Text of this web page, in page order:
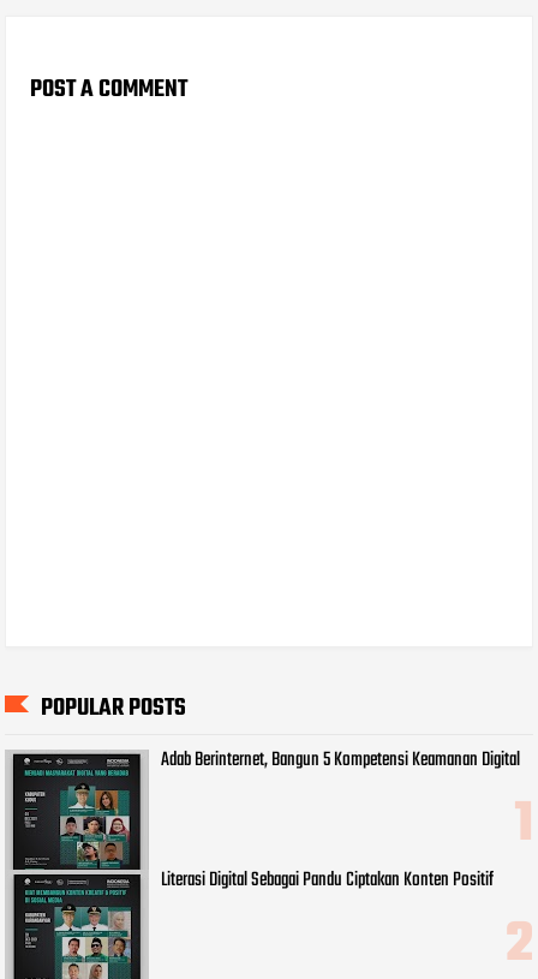
POST A COMMENT
POPULAR POSTS
Adab Berinternet, Bangun 5 Kompetensi Keamanan Digital
Literasi Digital Sebagai Pandu Ciptakan Konten Positif